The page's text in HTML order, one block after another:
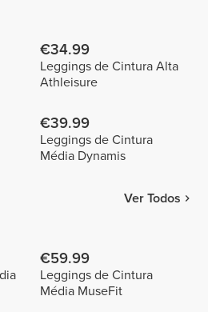
€34.99
Leggings de Cintura Alta
Athleisure
€39.99
Leggings de Cintura
Média Dynamis
Ver Todos
€59.99
Leggings de Cintura
Média MuseFit